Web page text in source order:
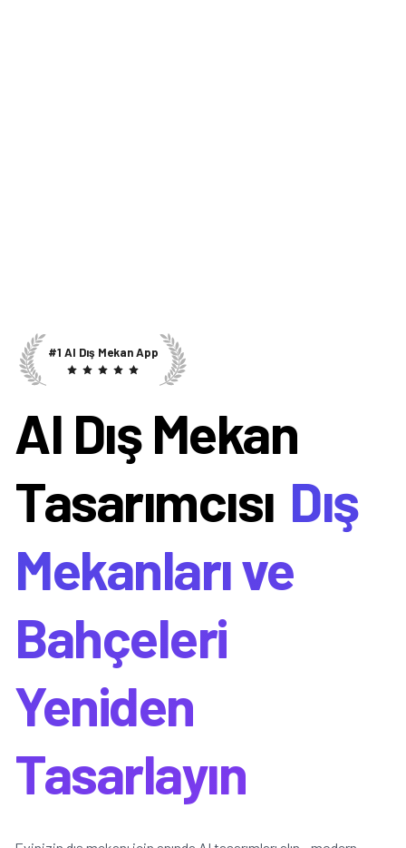
#1 AI Dış Mekan App
AI Dış Mekan
Tasarımcısı Dış
Mekanları ve
Bahçeleri
Yeniden
Tasarlayın